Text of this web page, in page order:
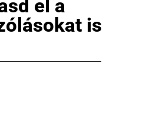
el a
is